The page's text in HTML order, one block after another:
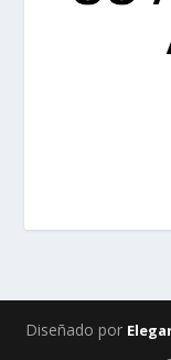
Diseñado por